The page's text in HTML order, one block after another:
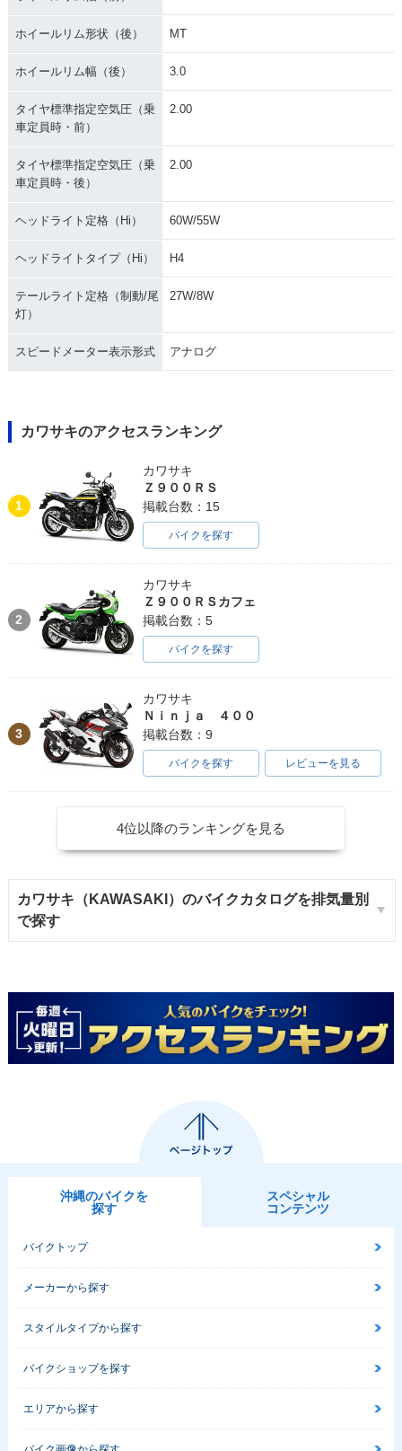
ホイールリム形状（後） MT
ホイールリム幅（後） 3.0
タイヤ標準指定空気圧（乗
車定員時・前）
2.00
タイヤ標準指定空気圧（乗
車定員時・後）
2.00
ヘッドライト定格（Hi） 60W/55W
ヘッドライトタイプ（Hi） H4
テールライト定格（制動/尾
灯）
27W/8W
スピードメーター表示形式 アナログ
カワサキのアクセスランキング
1
カワサキ
Ｚ９００ＲＳ
掲載台数：15
バイクを探す
2
カワサキ
Ｚ９００ＲＳカフェ
掲載台数：5
バイクを探す
3
カワサキ
Ｎｉｎｊａ ４００
掲載台数：9
バイクを探す レビューを見る
4位以降のランキングを見る
カワサキ（KAWASAKI）のバイクカタログを排気量別
で探す
沖縄のバイクを
探す
スペシャル
コンテンツ
バイクトップ
メーカーから探す
スタイルタイプから探す
バイクショップを探す
エリアから探す